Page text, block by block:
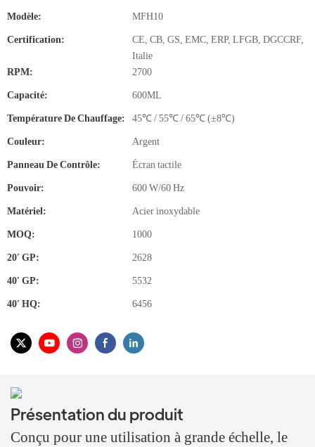
Modèle: MFH10
Certification:
CE, CB, GS, EMC, ERP, LFGB, DGCCRF,
Italie
RPM:
2700
Capacité: 600ML
Température De Chauffage: 45℃ / 55℃ / 65℃ (±8℃)
Couleur: Argent
Panneau De Contrôle: Écran tactile
Pouvoir: 600 W/60 Hz
Matériel: Acier inoxydable
MOQ: 1000
20′ GP: 2628
40′ GP: 5532
40′ HQ: 6456
Présentation du produit
Conçu pour une utilisation à grande échelle, le